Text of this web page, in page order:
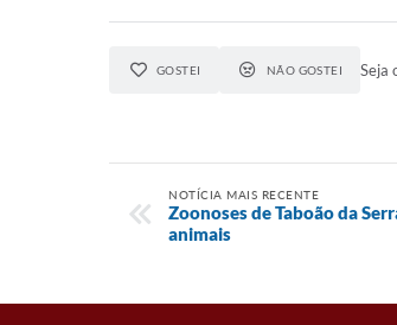
GOSTEI NÃO GOSTEI Seja
NOTÍCIA MAIS RECENTE
Zoonoses de Taboão da
animais